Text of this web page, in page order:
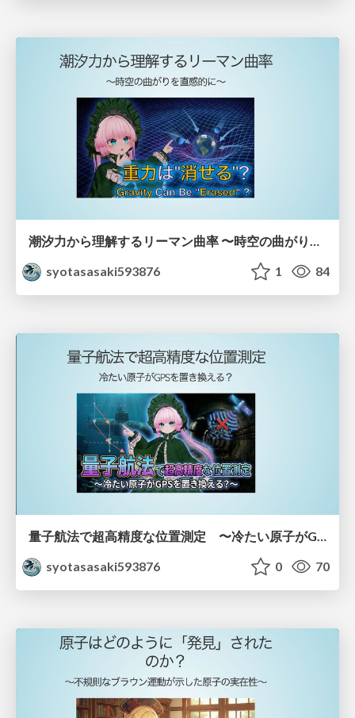
潮汐力から理解するリーマン曲率 〜時空の曲がりを直感的に〜
syotasasaki593876
1 84
量子航法で超高精度な位置測定 〜冷たい原子がGPSを置き換える？〜
syotasasaki593876
0 70